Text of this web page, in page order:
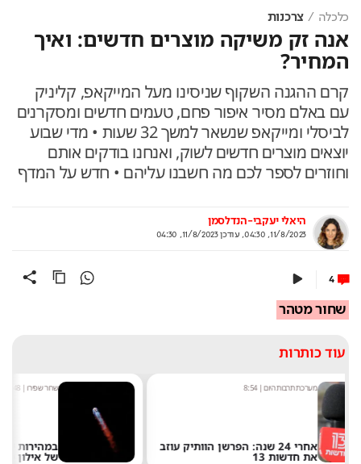
כלכלה צרכנות
אנה זק משיקה מוצרים חדשים: ואיך
המחיר?
קרם ההגנה השקוף שניסינו מעל המייקאפ, קליניק
עם באלם מסיר איפור פחם, טעמים חדשים ומסקרנים
לביסלי ומייקאפ שנשאר למשך 32 שעות • מדי שבוע
יוצאים מוצרים חדשים לשוק, ואנחנו בודקים אותם
וחוזרים לספר לכם מה חשבנו עליהם • חדש על המדף
היאלי יעקבי-הנדלסמן
11/8/2023, 04:30
,עודכן11/8/2023, 04:30
4
שחור מטהר
עוד כותרות
שחר שפירו
במהירות של 8,700 קמ"ש: הטיל
של אילון מאסק התרסק על הירח